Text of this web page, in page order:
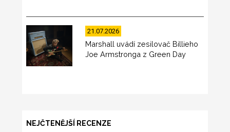
21.07.2026
Marshall uvádí zesilovač Billieho
Joe Armstronga z Green Day
NEJČTENĚJŠÍ RECENZE